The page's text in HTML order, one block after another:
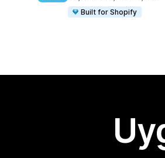
Built for Shopify